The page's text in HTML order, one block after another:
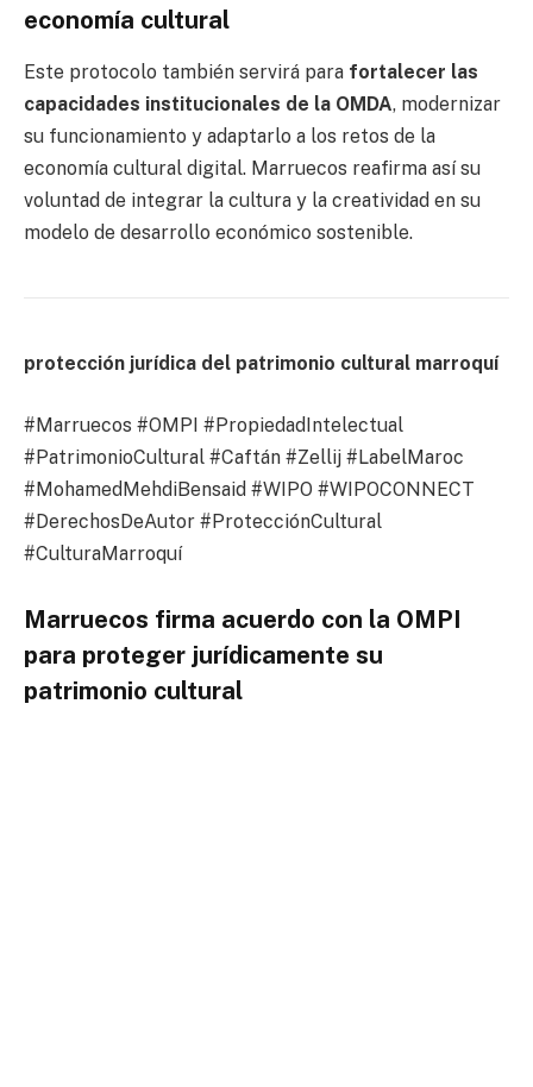
economía cultural
Este protocolo también servirá para fortalecer las
capacidades institucionales de la OMDA, modernizar
su funcionamiento y adaptarlo a los retos de la
economía cultural digital. Marruecos reafirma así su
voluntad de integrar la cultura y la creatividad en su
modelo de desarrollo económico sostenible.
protección jurídica del patrimonio cultural marroquí
#Marruecos #OMPI #PropiedadIntelectual
#PatrimonioCultural #Caftán #Zellij #LabelMaroc
#MohamedMehdiBensaid #WIPO #WIPOCONNECT
#DerechosDeAutor #ProtecciónCultural
#CulturaMarroquí
Marruecos firma acuerdo con la OMPI
para proteger jurídicamente su
patrimonio cultural